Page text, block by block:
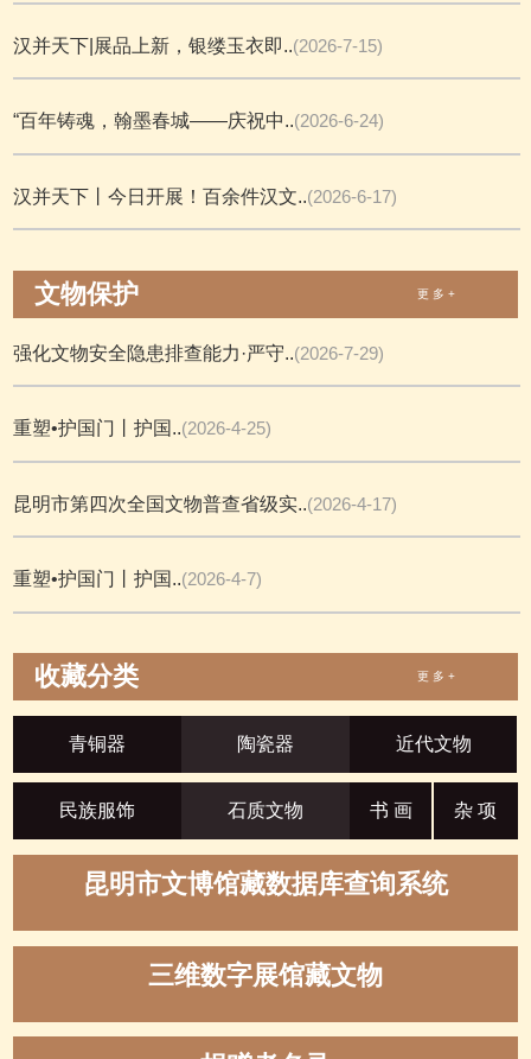
汉并天下|展品上新，银缕玉衣即..(2026-7-15)
“百年铸魂，翰墨春城——庆祝中..(2026-6-24)
汉并天下丨今日开展！百余件汉文..(2026-6-17)
文物保护 更 多 +
强化文物安全隐患排查能力·严守..(2026-7-29)
重塑•护国门丨护国..(2026-4-25)
昆明市第四次全国文物普查省级实..(2026-4-17)
重塑•护国门丨护国..(2026-4-7)
收藏分类 更 多 +
青铜器 陶瓷器 近代文物
民族服饰 石质文物 书 画 杂 项
昆明市文博馆藏数据库查询系统
三维数字展馆藏文物